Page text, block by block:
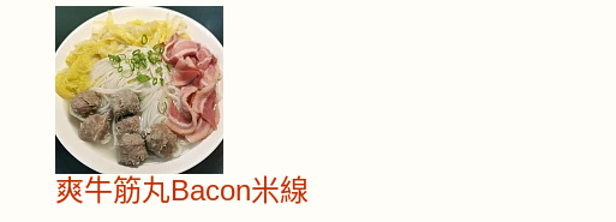
爽牛筋丸Bacon米線